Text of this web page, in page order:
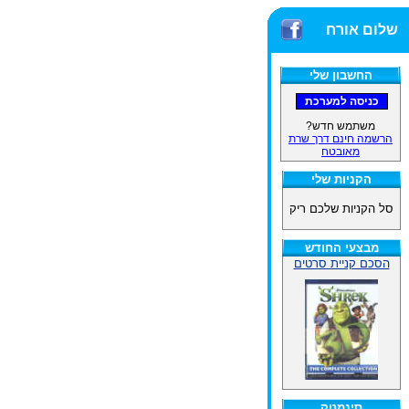
שלום אורח
החשבון שלי
משתמש חדש?
הרשמה חינם דרך שרת
מאובטח
הקניות שלי
סל הקניות שלכם ריק
מבצעי החודש
הסכם קניית סרטים